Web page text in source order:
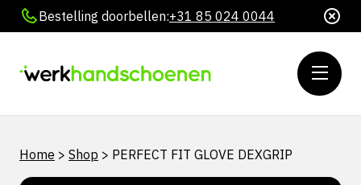
Bestelling doorbellen:+31 85 024 0044
Home > Shop > PERFECT FIT GLOVE DEXGRIP